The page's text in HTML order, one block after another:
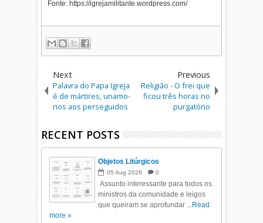
Fonte: https://igrejamilitante.wordpress.com/
Next
Palavra do Papa Igreja
é de mártires, unamo-
nos aos perseguidos
Previous
Religião - O frei que
ficou três horas no
purgatório
RECENT POSTS
Objetos Litúrgicos
05 Aug 2026 0
Assunto interessante para todos os
ministros da comunidade e leigos
que queiram se aprofundar ...Read
more »